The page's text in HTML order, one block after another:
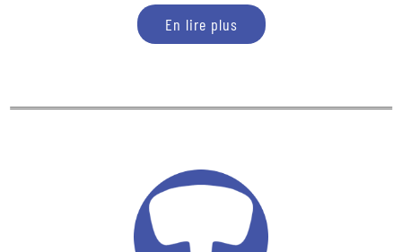
En lire plus